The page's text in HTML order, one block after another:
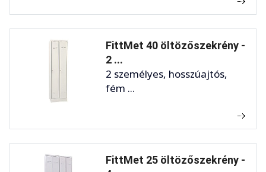
FittMet 40 öltözőszekrény -
2 ...
2 személyes, hosszúajtós,
fém ...
FittMet 25 öltözőszekrény -